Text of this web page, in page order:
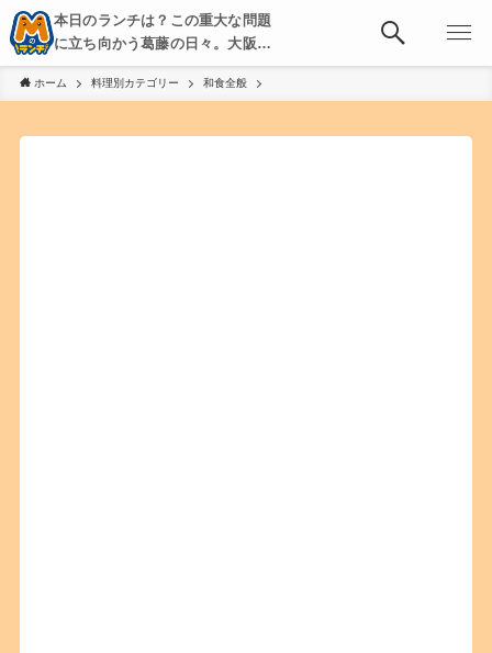
本日のランチは？この重大な問題
に立ち向かう葛藤の日々。大阪・
京都・神戸を中心とした食べ歩
き、飲み歩きを綴る。
ホーム 料理別カテゴリー 和食全般